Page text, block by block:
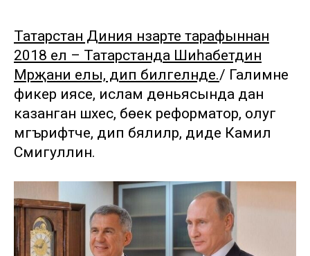
Татарстан Диния нәзарәте тарафыннан
2018 ел – Татарстанда Шиһабетдин
Мәрҗани елы, дип билгеләнде./ Галимне
фикер иясе, ислам дөньясында дан
казанган шәхес, бөек реформатор, олуг
мәгърифәтче, дип бәялиләр, диде Камил
Сәмигуллин.